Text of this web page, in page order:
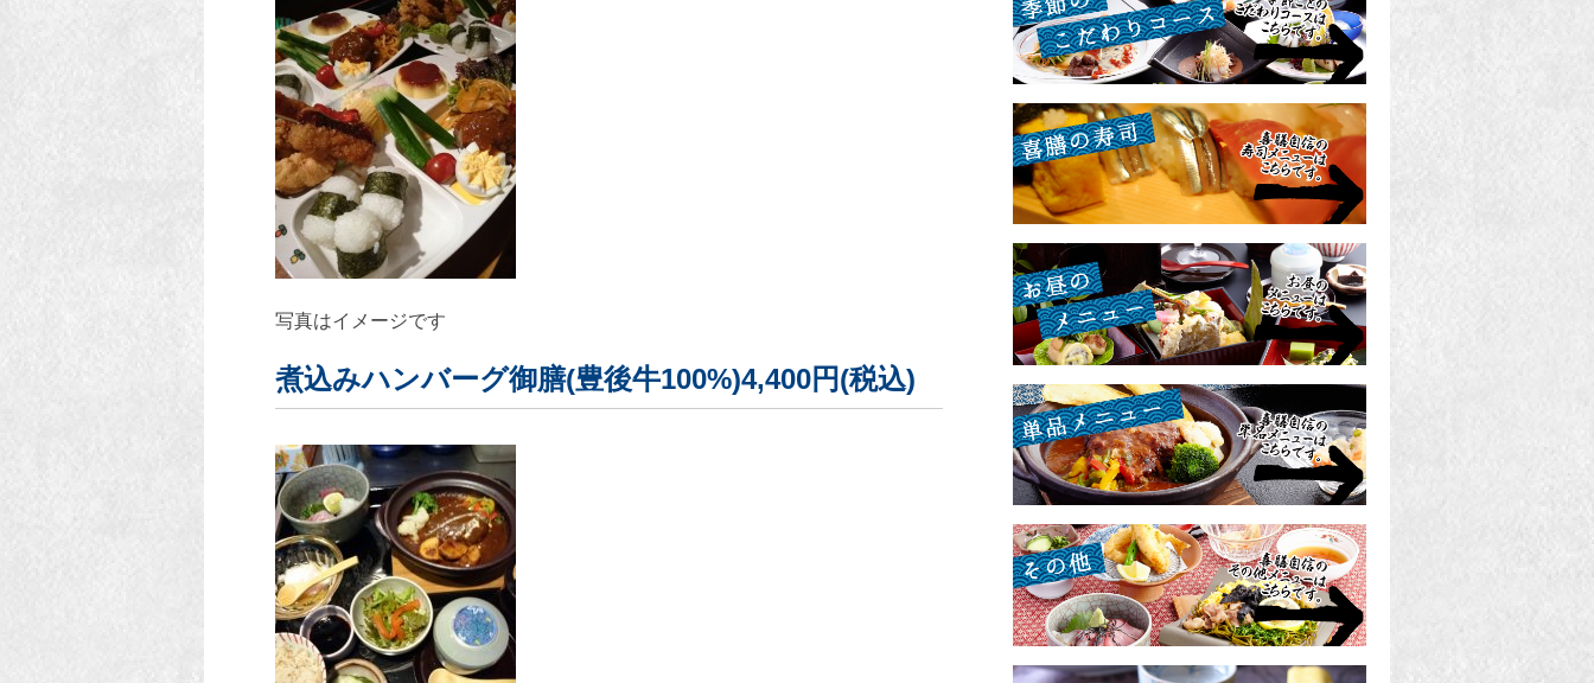
写真はイメージです
煮込みハンバーグ御膳(豊後牛100%)4,400円(税込)